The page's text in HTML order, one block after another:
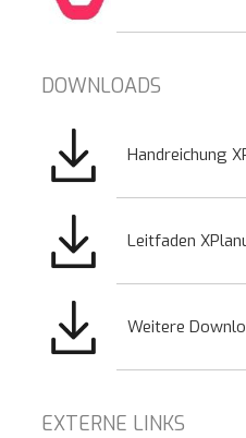
DOWNLOADS
Handreichung
Leitfaden
Weitere
EXTERNE LINKS